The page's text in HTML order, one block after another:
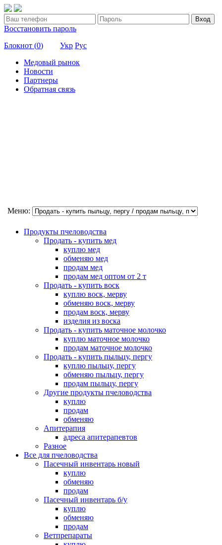
Вход
Восстановить пароль
Блокнот (0) Укр Рус
Медовый рынок
Новости
Партнеры
Обратная связь
Меню:
Продукты пчеловодства
Продать - купить мед
куплю мед
обменяю мед
продам мед
продам мед оптом от 2 т
Продать - купить воск
куплю воск, мерву
обменяю воск, мерву
продам воск, мерву
изделия из воска
Продать - купить маточное молочко
куплю маточное молочко
продам маточное молочко
Продать - купить пыльцу, пергу
куплю пыльцу, пергу
обменяю пыльцу, пергу
продам пыльцу, пергу
Другие продукты пчеловодства
куплю
продам
обменяю
Апитерапия
адреса апитерапевтов
Разное
Все для пчеловодства
Пасечный инвентарь новый
куплю
обменяю
продам
Пасечный инвентарь б/у
куплю
обменяю
продам
Ветпрепараты